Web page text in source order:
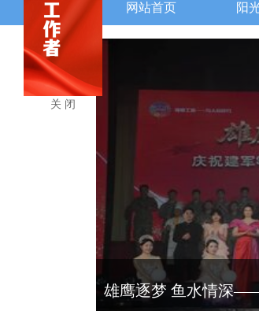
关 闭
网站首页 阳
雄鹰逐梦 鱼水情深